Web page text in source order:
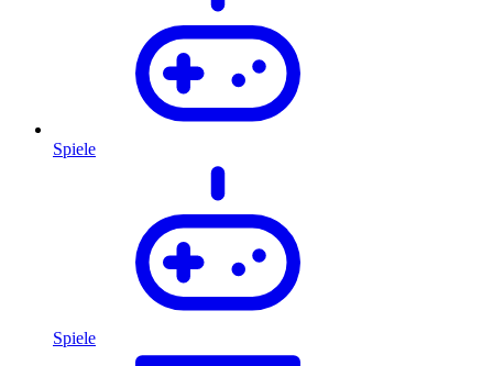
Spiele
Spiele